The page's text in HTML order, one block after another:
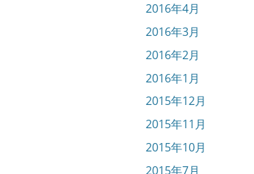
2016年4月
2016年3月
2016年2月
2016年1月
2015年12月
2015年11月
2015年10月
2015年7月